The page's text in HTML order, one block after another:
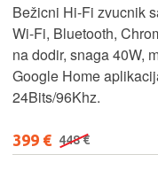
Bežicni Hi-Fi zvucnik
Wi-Fi, Bluetooth,
na dodir, snaga 40W,
Google Home
24Bits/96Khz.
399 € 448 €